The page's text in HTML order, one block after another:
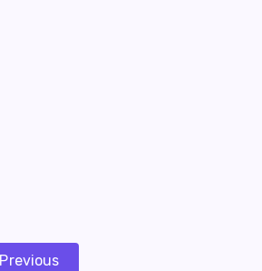
Previous